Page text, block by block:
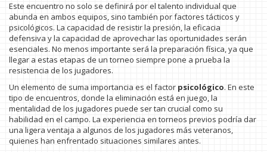
Este encuentro no solo se definirá por el talento individual que
abunda en ambos equipos, sino también por factores tácticos y
psicológicos. La capacidad de resistir la presión, la eficacia
defensiva y la capacidad de aprovechar las oportunidades serán
esenciales. No menos importante será la preparación física, ya que
llegar a estas etapas de un torneo siempre pone a prueba la
resistencia de los jugadores.
Un elemento de suma importancia es el factor psicológico. En este
tipo de encuentros, donde la eliminación está en juego, la
mentalidad de los jugadores puede ser tan crucial como su
habilidad en el campo. La experiencia en torneos previos podría dar
una ligera ventaja a algunos de los jugadores más veteranos,
quienes han enfrentado situaciones similares antes.